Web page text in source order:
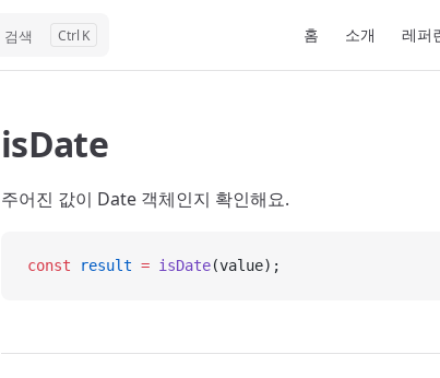
검색 K 홈 소개 레퍼
isDate
주어진 값이 Date 객체인지 확인해요.
const result = isDate(value);